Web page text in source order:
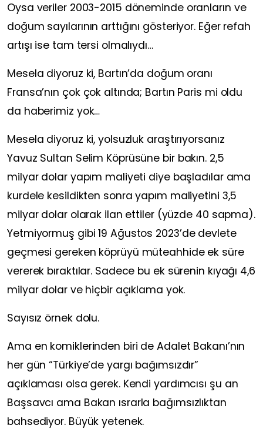
Oysa veriler 2003-2015 döneminde oranların ve
doğum sayılarının arttığını gösteriyor. Eğer refah
artışı ise tam tersi olmalıydı…
Mesela diyoruz ki, Bartın’da doğum oranı
Fransa’nın çok çok altında; Bartın Paris mi oldu
da haberimiz yok…
Mesela diyoruz ki, yolsuzluk araştırıyorsanız
Yavuz Sultan Selim Köprüsüne bir bakın. 2,5
milyar dolar yapım maliyeti diye başladılar ama
kurdele kesildikten sonra yapım maliyetini 3,5
milyar dolar olarak ilan ettiler (yüzde 40 sapma).
Yetmiyormuş gibi 19 Ağustos 2023’de devlete
geçmesi gereken köprüyü müteahhide ek süre
vererek bıraktılar. Sadece bu ek sürenin kıyağı 4,6
milyar dolar ve hiçbir açıklama yok.
Sayısız örnek dolu.
Ama en komiklerinden biri de Adalet Bakanı’nın
her gün “Türkiye’de yargı bağımsızdır”
açıklaması olsa gerek. Kendi yardımcısı şu an
Başsavcı ama Bakan ısrarla bağımsızlıktan
bahsediyor. Büyük yetenek.